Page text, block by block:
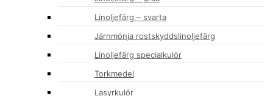
Linoljefärg – svarta
Järnmönja rostskyddslinoljefärg
Linoljefärg specialkulör
Torkmedel
Lasyrkulör